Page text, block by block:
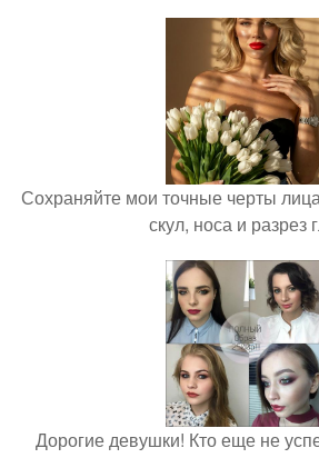
Сохраняйте мои точные черты
скул, носа и разрез
Дорогие девушки! Кто еще не